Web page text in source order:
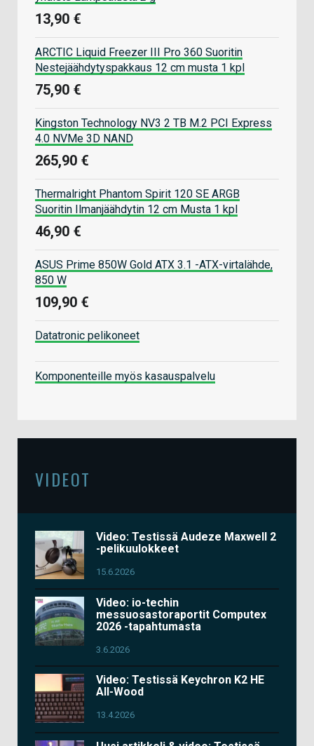
13,90 €
ARCTIC Liquid Freezer III Pro 360 Suoritin
Nestejäähdytyspakkaus 12 cm musta 1 kpl
75,90 €
Kingston Technology NV3 2 TB M.2 PCI Express
4.0 NVMe 3D NAND
265,90 €
Thermalright Phantom Spirit 120 SE ARGB
Suoritin Ilmanjäähdytin 12 cm Musta 1 kpl
46,90 €
ASUS Prime 850W Gold ATX 3.1 -ATX-virtalähde,
850 W
109,90 €
Datatronic pelikoneet
Komponenteille myös kasauspalvelu
VIDEOT
Video: Testissä Audeze Maxwell 2
-pelikuulokkeet
15.6.2026
Video: io-techin
messuosastoraportit Computex
2026 -tapahtumasta
3.6.2026
Video: Testissä Keychron K2 HE
All-Wood
13.4.2026